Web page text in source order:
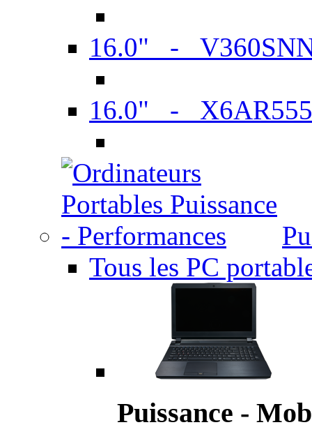
16.0" -
16.0" -
Tous les PC
Puissance -